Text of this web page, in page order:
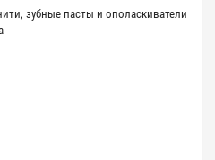
зубные пасты и ополаскиватели